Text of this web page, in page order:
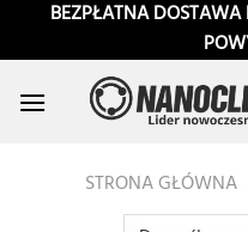
PrzewińBEZPŁATNA
STRONA GŁÓWNA